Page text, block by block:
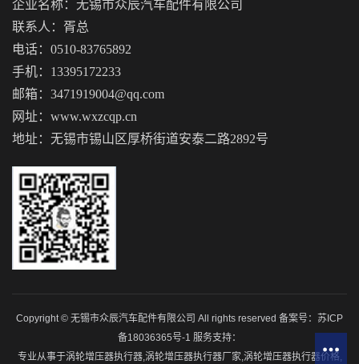
企业名称：无锡市众辰汽车配件有限公司
联系人：胥总
电话：0510-83765892
手机：13395172233
邮箱：3471919004@qq.com
网址：www.wxzcqp.cn
地址：无锡市锡山区厚桥街道安泰二路2892号
Copyright © 无锡市众辰汽车配件有限公司 All rights reserved 备案号： 苏ICP
备18036365号-1 服务支持：
专业从事于涡轮增压器执行器, 涡轮增压器执行器厂家 涡轮增压器执行器价格